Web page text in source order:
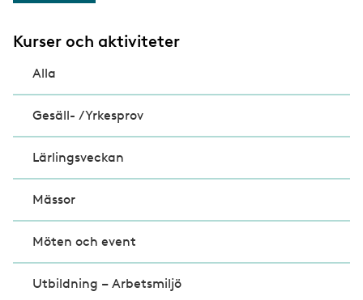
Kurser och aktiviteter
Alla
Gesäll- /Yrkesprov
Lärlingsveckan
Mässor
Möten och event
Utbildning – Arbetsmiljö